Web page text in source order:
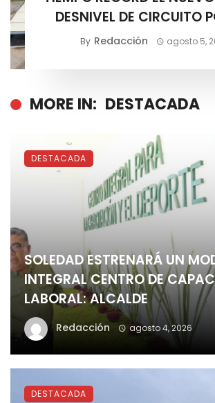
DESNIVEL DE CIRCUITO
By Redacción agosto 5,
MORE IN: DESTACADA
SOLEDAD ESTRENARÁ UN
INTEGRAL CENTRO DE
LABORAL: ALCALDE
Redacción agosto 4, 2026
DESTACADA
DESTACADA